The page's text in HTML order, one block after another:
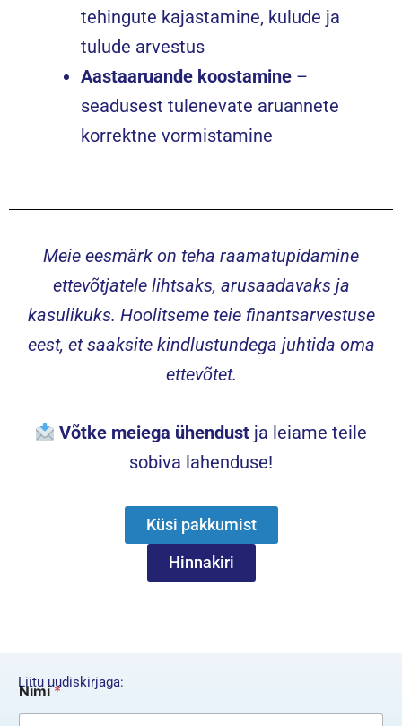
tehingute kajastamine, kulude ja
tulude arvestus
Aastaaruande koostamine –
seadusest tulenevate aruannete
korrektne vormistamine
Meie eesmärk on teha raamatupidamine
ettevõtjatele lihtsaks, arusaadavaks ja
kasulikuks. Hoolitseme teie finantsarvestuse
eest, et saaksite kindlustundega juhtida oma
ettevõtet.
Võtke meiega ühendust ja leiame teile
sobiva lahenduse!
Küsi pakkumist
Hinnakiri
Liitu uudiskirjaga:
*
N
i
Nimi*